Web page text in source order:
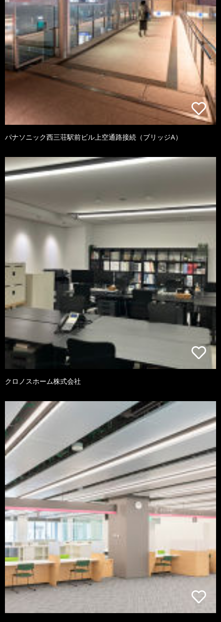
パナソニック西三荘駅前ビル上空通路接続（ブリッジA）
クロノスホーム株式会社